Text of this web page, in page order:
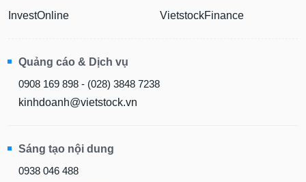
InvestOnline
VietstockFinance
Quảng cáo & Dịch vụ
0908 169 898 - (028) 3848 7238
kinhdoanh@vietstock.vn
Sáng tạo nội dung
0938 046 488